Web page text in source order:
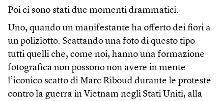
Poi ci sono stati due momenti drammatici.
Uno, quando un manifestante ha offerto dei fiori a
un poliziotto. Scattando una foto di questo tipo
tutti quelli che, come noi, hanno una formazione
fotografica non possono non avere in mente
l’iconico scatto di Marc Riboud durante le proteste
contro la guerra in Vietnam negli Stati Uniti, alla